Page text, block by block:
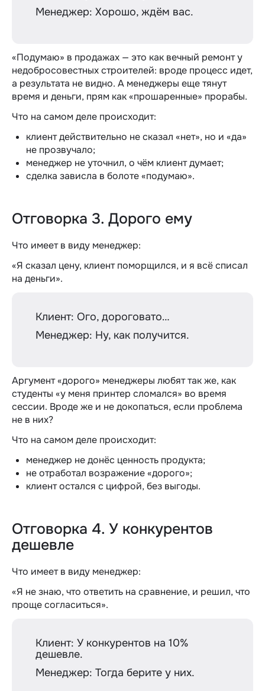
Менеджер: Хорошо, ждём вас.
«Подумаю» в продажах — это как вечный ремонт у
недобросовестных строителей: вроде процесс идет,
а результата не видно. А менеджеры еще тянут
время и деньги, прям как «прошаренные» прорабы.
Что на самом деле происходит:
клиент действительно не сказал «нет», но и «да»
не прозвучало;
менеджер не уточнил, о чём клиент думает;
сделка зависла в болоте «подумаю».
Отговорка 3. Дорого ему
Что имеет в виду менеджер:
«Я сказал цену, клиент поморщился, и я всё списал
на деньги».
Клиент: Ого, дороговато…
Менеджер: Ну, как получится.
Аргумент «дорого» менеджеры любят так же, как
студенты «у меня принтер сломался» во время
сессии. Вроде же и не докопаться, если проблема
не в них?
Что на самом деле происходит:
менеджер не донёс ценность продукта;
не отработал возражение «дорого»;
клиент остался с цифрой, без выгоды.
Отговорка 4. У конкурентов
дешевле
Что имеет в виду менеджер:
«Я не знаю, что ответить на сравнение, и решил, что
проще согласиться».
Клиент: У конкурентов на 10%
дешевле.
Менеджер: Тогда берите у них.